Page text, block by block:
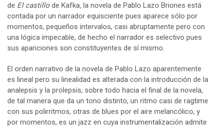
de El castillo de Kafka, la novela de Pablo Lazo Briones está
contada por un narrador equisciente pues aparece sólo por
momentos, pequeños intervalos, casi abruptamente pero con
una lógica impecable, de hecho el narrador es selectivo pues
sus apariciones son constituyentes de sí mismo.
El orden narrativo de la novela de Pablo Lazo aparentemente
es lineal pero su linealidad es alterada con la introducción de la
analepsis y la prolepsis, sobre todo hacia el final de la novela,
de tal manera que da un tono distinto, un ritmo casi de ragtime
con sus polirritmos, otras de blues por el aire melancólico, y
por momentos, es un jazz en cuya instrumentalización admite